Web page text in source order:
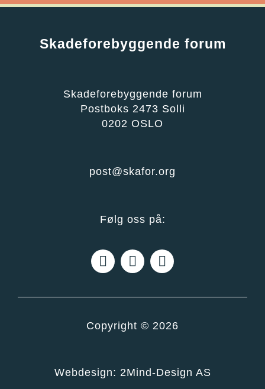
Skadeforebyggende forum
Skadeforebyggende forum
Postboks 2473 Solli
0202 OSLO
post@skafor.org
Følg oss på:
Copyright © 2026
Webdesign: 2Mind-Design AS